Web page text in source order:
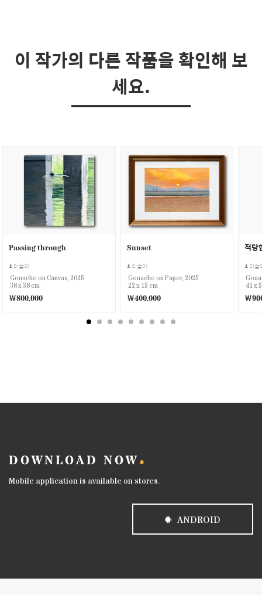
이 작가의 다른 작품을 확인해 보
세요.
Passing through
이슬아
Gouache on Canvas, 2025
38 x 38 cm
￦800,000
Sunset
이슬아
Gouache on Paper, 2025
22 x 15 cm
￦400,000
적당
이슬
41 x
￦
DOWNLOAD NOW
Mobile application is available on stores.
ANDROID